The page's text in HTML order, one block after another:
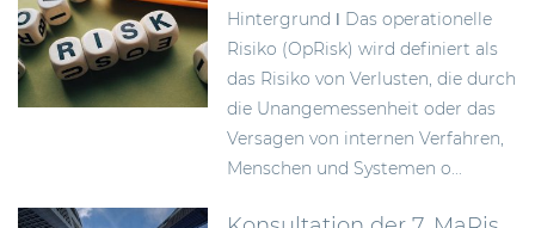
Hintergrund ǀ Das operationelle
Risiko (OpRisk) wird definiert als
das Risiko von Verlusten, die durch
die Unangemessenheit oder das
Versagen von internen Verfahren,
Menschen und Systemen o...